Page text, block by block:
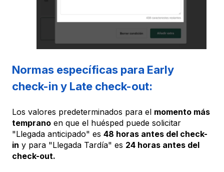
Normas específicas para Early
check-in y Late check-out:
Los valores predeterminados para el momento más
temprano en que el huésped puede solicitar
"Llegada anticipado" es 48 horas antes del check-
in y para "Llegada Tardía" es 24 horas antes del
check-out.